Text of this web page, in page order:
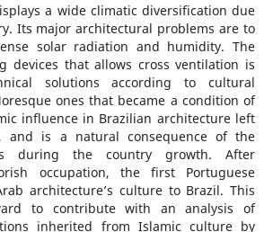
a wide climatic diversification due
Its major architectural problems are to
solar radiation and humidity. The
devices that allows cross ventilation is
solutions according to cultural
ones that became a condition of
influence in Brazilian architecture left
and is a natural consequence of the
during the country growth. After
occupation, the first Portuguese
architecture’s culture to Brazil. This
to contribute with an analysis of
inherited from Islamic culture by